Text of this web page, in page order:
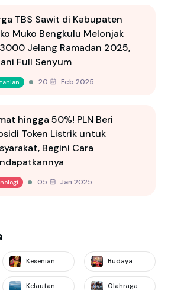
TBS Sawit di Kabupaten
Muko Bengkulu Melonjak
Jelang Ramadan 2025,
Full Senyum
20 Feb 2025
hingga 50%! PLN Beri
Token Listrik untuk
Begini Cara
05 Jan 2025
Kesenian Budaya
Kelautan Olahraga